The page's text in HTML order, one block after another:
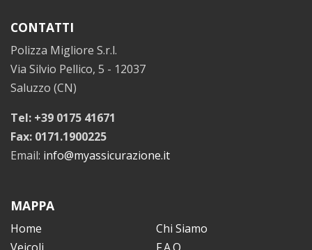
CONTATTI
Polizza Migliore S.r.l.
Via Silvio Pellico, 5 - 12037
Saluzzo (CN)
Tel: +39 0175 41671
Fax: 0171.1900225
Email: info@myassicurazione.it
MAPPA
Home
Chi Siamo